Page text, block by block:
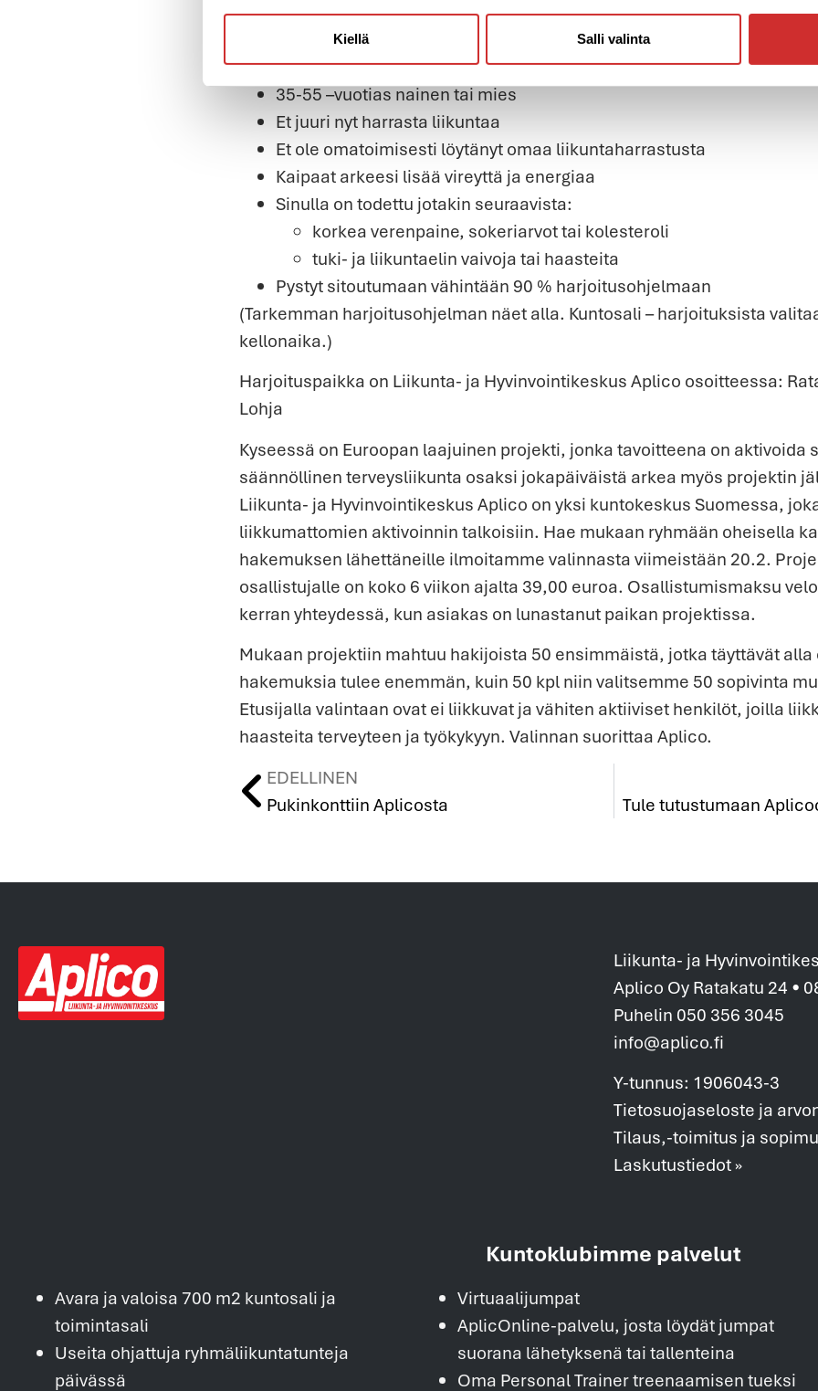
Kiellä Salli valinta
hakukriteereistä alta.
35-55 –vuotias nainen tai mies
Et juuri nyt harrasta liikuntaa
Et ole omatoimisesti löytänyt omaa liikuntaharrastusta
Kaipaat arkeesi lisää vireyttä ja energiaa
Sinulla on todettu jotakin seuraavista:
korkea verenpaine, sokeriarvot tai kolesteroli
tuki- ja liikuntaelin vaivoja tai haasteita
Pystyt sitoutumaan vähintään 90 % harjoitusohjelmaan
(Tarkemman harjoitusohjelman näet alla. Kuntosali – harjoituksista
kellonaika.)
Harjoituspaikka on Liikunta- ja Hyvinvointikeskus Aplico osoitteessa:
Lohja
Kyseessä on Euroopan laajuinen projekti, jonka tavoitteena on aktivoida
säännölli­nen terveysliikunta osaksi jokapäiväistä arkea myös projektin
Liikunta- ja Hyvinvointikeskus Aplico on yksi kuntokeskus Suomessa,
liikkumattomien aktivoinnin talkoisiin. Hae mukaan ryhmään oheisella
hakemuksen lähettäneille ilmoitamme valinnasta viimeistään 20.2.
osallistujalle on koko 6 viikon ajalta 39,00 euroa. Osallistumismaksu
kerran yhteydessä, kun asiakas on lunastanut paikan projektissa.
Mukaan projektiin mahtuu hakijoista 50 ensimmäistä, jotka täyttävät
hakemuksia tulee enemmän, kuin 50 kpl niin valitsemme 50 sopivinta
Etusijalla valintaan ovat ei liikkuvat ja vähiten aktiiviset henkilöt, joilla
haasteita terveyteen ja työkykyyn. Valinnan suorittaa Aplico.
EDELLINEN
Pukinkonttiin Aplicosta
Tule tutustumaan
Liikunta- ja
Aplico Oy Ratakatu 24 •
Puhelin 050 356 3045
info@aplico.fi
Y-tunnus: 1906043-3
Tietosuojaseloste ja
Tilaus,-toimitus ja
Laskutustiedot »
Kuntoklubimme palvelut
Avara ja valoisa 700 m2 kuntosali ja
toimintasali
Useita ohjattuja ryhmäliikuntatunteja
päivässä
Virtuaalijumpat
AplicOnline-palvelu, josta löydät jumpat
suorana lähetyksenä tai tallenteina
Oma Personal Trainer treenaamisen tueksi